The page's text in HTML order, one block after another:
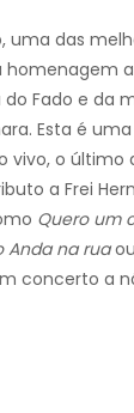
uma das
homenagem
Fado e da
Esta é
vivo, o
a Frei
Quero um
Anda na ruaou
concerto a